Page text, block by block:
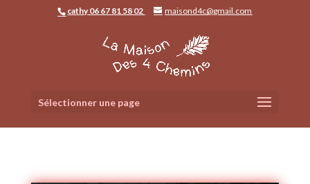
cathy 06 67 81 58 02 maisond4c@gmail.com
Sélectionner une page